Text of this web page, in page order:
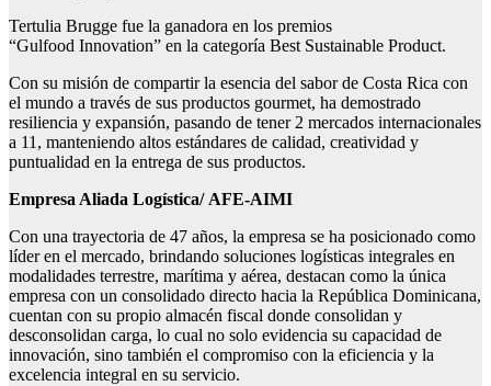
Tertulia Brugge fue la ganadora en los premios
“Gulfood Innovation” en la categoría Best Sustainable Product.
Con su misión de compartir la esencia del sabor de Costa Rica con
el mundo a través de sus productos gourmet, ha demostrado
resiliencia y expansión, pasando de tener 2 mercados internacionales
a 11, manteniendo altos estándares de calidad, creatividad y
puntualidad en la entrega de sus productos.
Empresa Aliada Logística/ AFE-AIMI
Con una trayectoria de 47 años, la empresa se ha posicionado como
líder en el mercado, brindando soluciones logísticas integrales en
modalidades terrestre, marítima y aérea, destacan como la única
empresa con un consolidado directo hacia la República Dominicana,
cuentan con su propio almacén fiscal donde consolidan y
desconsolidan carga, lo cual no solo evidencia su capacidad de
innovación, sino también el compromiso con la eficiencia y la
excelencia integral en su servicio.